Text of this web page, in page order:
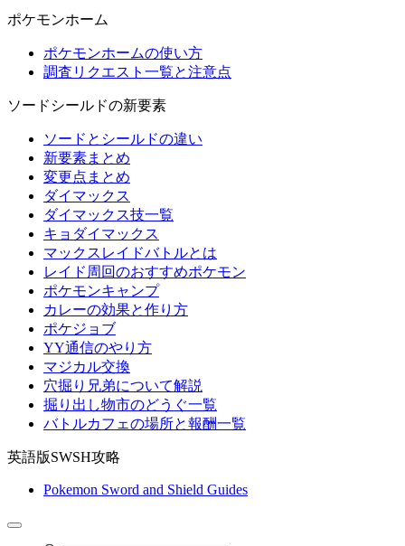
ポケモンホーム
ポケモンホームの使い方
調査リクエスト一覧と注意点
ソードシールドの新要素
ソードとシールドの違い
新要素まとめ
変更点まとめ
ダイマックス
ダイマックス技一覧
キョダイマックス
マックスレイドバトルとは
レイド周回のおすすめポケモン
ポケモンキャンプ
カレーの効果と作り方
ポケジョブ
YY通信のやり方
マジカル交換
穴掘り兄弟について解説
掘り出し物市のどうぐ一覧
バトルカフェの場所と報酬一覧
英語版SWSH攻略
Pokemon Sword and Shield Guides